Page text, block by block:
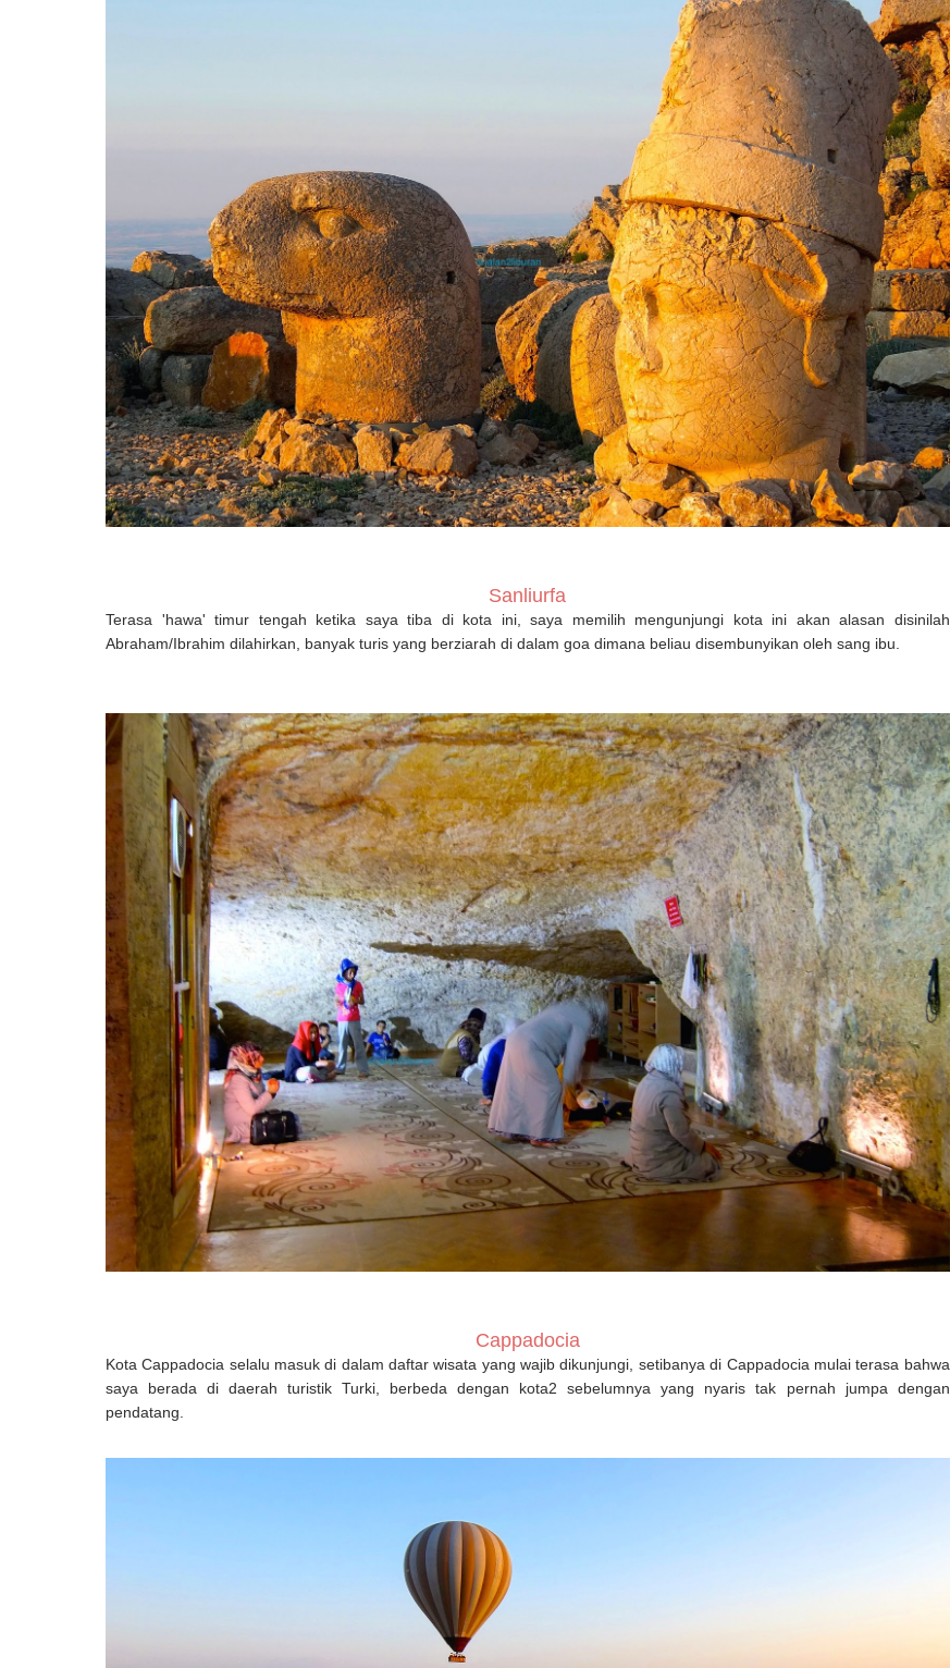
Sanliurfa
Terasa 'hawa' timur tengah ketika saya tiba di kota ini, saya memilih mengunjungi kota ini akan alasan disinilah
Abraham/Ibrahim dilahirkan, banyak turis yang berziarah di dalam goa dimana beliau disembunyikan oleh sang ibu.
Cappadocia
Kota Cappadocia selalu masuk di dalam daftar wisata yang wajib dikunjungi, setibanya di Cappadocia mulai terasa bahwa
saya berada di daerah turistik Turki, berbeda dengan kota2 sebelumnya yang nyaris tak pernah jumpa dengan
pendatang.